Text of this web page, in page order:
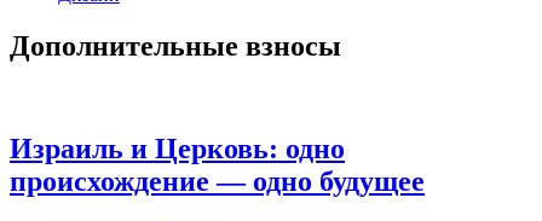
Дополнительные взносы
Израиль и Церковь: одно
происхождение — одно будущее